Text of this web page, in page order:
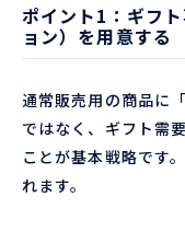
ポイント1：ギフ
ョン）を用意する
通常販売用の商品に
ではなく、ギフト需
ことが基本戦略です
れます。